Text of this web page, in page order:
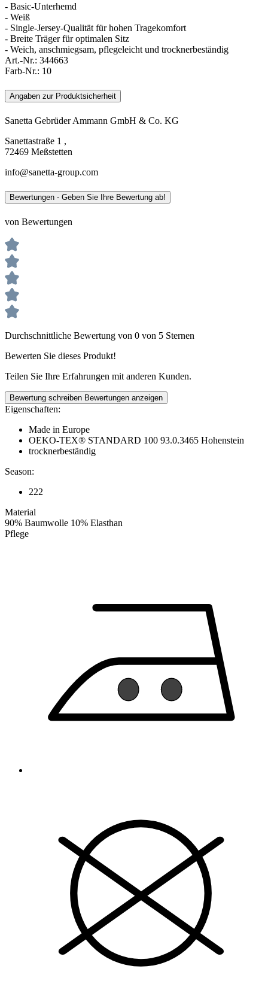
- Basic-Unterhemd
- Weiß
- Single-Jersey-Qualität für hohen Tragekomfort
- Breite Träger für optimalen Sitz
- Weich, anschmiegsam, pflegeleicht und trocknerbeständig
Art.-Nr.: 344663
Farb-Nr.: 10
Angaben zur Produktsicherheit
Sanetta Gebrüder Ammann GmbH & Co. KG
Sanettastraße 1 ,
72469 Meßstetten
info@sanetta-group.com
Bewertungen - Geben Sie Ihre Bewertung ab!
von Bewertungen
Durchschnittliche Bewertung von 0 von 5 Sternen
Bewerten Sie dieses Produkt!
Teilen Sie Ihre Erfahrungen mit anderen Kunden.
Bewertung schreiben Bewertungen anzeigen
Eigenschaften:
Made in Europe
OEKO-TEX® STANDARD 100 93.0.3465 Hohenstein
trocknerbeständig
Season:
222
Material
90% Baumwolle 10% Elasthan
Pflege